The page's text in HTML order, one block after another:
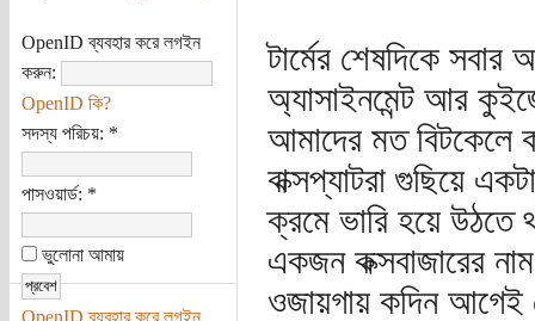
OpenID ব্যবহার করে লগইন
করুন:
OpenID কি?
সদস্য পরিচয়: *
পাসওয়ার্ড: *
ভুলোনা আমায়
OpenID ব্যবহার করে লগইন
টার্মের শেষদিকে
অ্যাসাইনমেন্ট আর
আমাদের মত বিটকেলে
বাক্সপ্যাটরা গুছিয়ে
ক্রমে ভারি হয়ে উঠতে
একজন কক্সবাজারের
ওজায়গায় কদিন আগেই